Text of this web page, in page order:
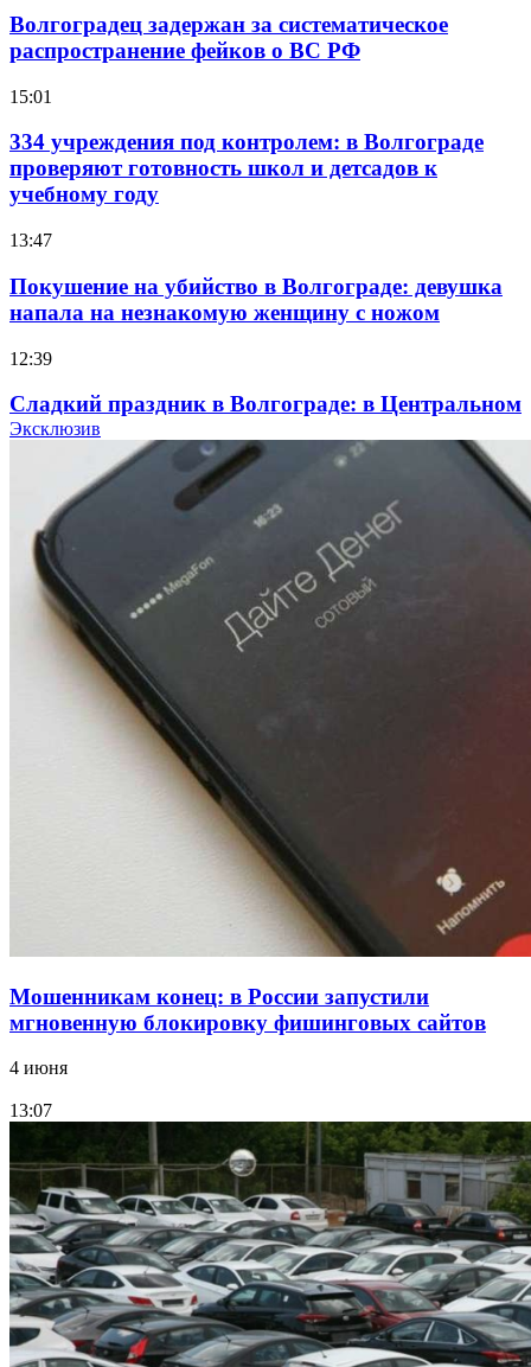
Волгоградец задержан за систематическое
распространение фейков о ВС РФ
15:01
334 учреждения под контролем: в Волгограде
проверяют готовность школ и детсадов к
учебному году
13:47
Покушение на убийство в Волгограде: девушка
напала на незнакомую женщину с ножом
12:39
Сладкий праздник в Волгограде: в Центральном
парке прошёл фестиваль „Арбузный переполох“
Волгоградские компании нарастили экспорт:
заключены контракты на 3,6 млн долларов
11:39
Атака БПЛА в Волгоградской области: есть
пострадавшие и повреждения инфраструктуры
Волгоградские вузы в топе зарплатного
рейтинга: ВолгГТУ и ВолгГМУ вошли в топ‑15
для химической отрасли и фармацевтики
Эксклюзив
Мошенникам конец: в России запустили
мгновенную блокировку фишинговых сайтов
4 июня
13:07